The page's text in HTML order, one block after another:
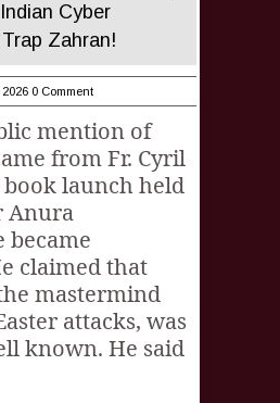
Cyber
Zahran!
0 Comment
mention of
from Fr. Cyril
book launch held
Anura
became
claimed that
mastermind
attacks, was
known. He said